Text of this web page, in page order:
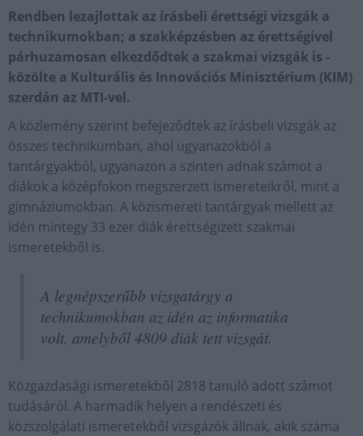
Rendben lezajlottak az írásbeli érettségi vizsgák a
technikumokban; a szakképzésben az érettségivel
párhuzamosan elkezdődtek a szakmai vizsgák is -
közölte a Kulturális és Innovációs Minisztérium (KIM)
szerdán az MTI-vel.
A közlemény szerint befejeződtek az írásbeli vizsgák az
összes technikumban, ahol ugyanazokból a
tantárgyakból, ugyanazon a szinten adnak számot a
diákok a középfokon megszerzett ismereteikről, mint a
gimnáziumokban. A közismereti tantárgyak mellett az
idén mintegy 33 ezer diák érettségizett szakmai
ismeretekből is.
A legnépszerűbb vizsgatárgy a
technikumokban az idén az informatika
volt, amelyből 4809 diák tett vizsgát.
Közgazdasági ismeretekből 2818 tanuló adott számot
tudásáról. A harmadik helyen a rendészeti és
közszolgálati ismeretekből vizsgázók állnak, akik száma